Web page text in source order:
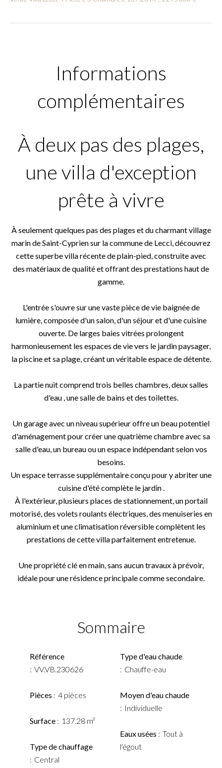
Informations
complémentaires
À deux pas des plages,
une villa d'exception
prête à vivre
À seulement quelques pas des plages et du charmant village
marin de Saint-Cyprien sur la commune de Lecci, découvrez
cette superbe villa récente de plain-pied, construite avec
des matériaux de qualité et offrant des prestations haut de
gamme.
L'entrée s'ouvre sur une vaste pièce de vie baignée de
lumière, composée d'un salon, d'un séjour et d'une cuisine
ouverte. De larges baies vitrées prolongent
harmonieusement les espaces de vie vers le jardin paysager,
la piscine et sa plage, créant un véritable espace de détente.
La partie nuit comprend trois belles chambres, deux salles
d'eau , une salle de bains et des toilettes.
Un garage avec un niveau supérieur offre un beau potentiel
d'aménagement pour créer une quatrième chambre avec sa
salle d'eau, un bureau ou un espace indépendant selon vos
besoins.
Un espace terrasse supplémentaire conçu pour y abriter une
cuisine d'été complète le jardin .
À l'extérieur, plusieurs places de stationnement, un portail
motorisé, des volets roulants électriques, des menuiseries en
aluminium et une climatisation réversible complètent les
prestations de cette villa parfaitement entretenue.
Une propriété clé en main, sans aucun travaux à prévoir,
idéale pour une résidence principale comme secondaire.
Sommaire
Référence
VV.VB.230626
Pièces 4 pièces
Surface 137.28 m²
Type de chauffage
Central
Type d'eau chaude
Chauffe-eau
Moyen d'eau chaude
Individuelle
Eaux usées
Tout à
l'égout